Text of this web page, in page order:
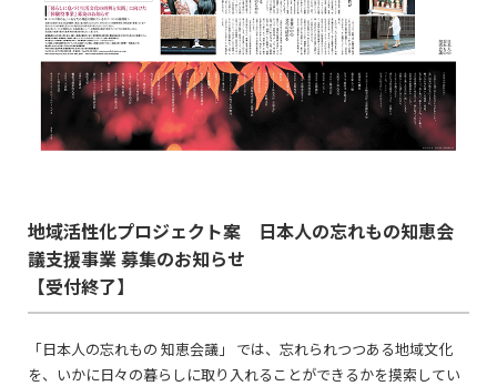
地域活性化プロジェクト案 日本人の忘れもの知恵会
議支援事業 募集のお知らせ
【受付終了】
「日本人の忘れもの 知恵会議」 では、忘れられつつある地域文化
を、いかに日々の暮らしに取り入れることができるかを摸索してい